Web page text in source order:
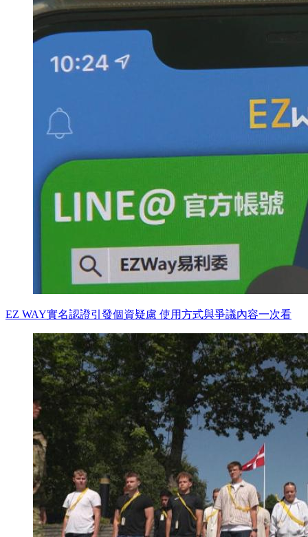
EZ WAY實名認證引發個資疑慮 使用方式與爭議內容一次看